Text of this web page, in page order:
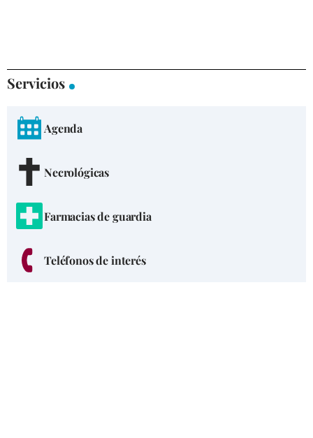
Servicios
Agenda
Necrológicas
Farmacias de guardia
Teléfonos de interés